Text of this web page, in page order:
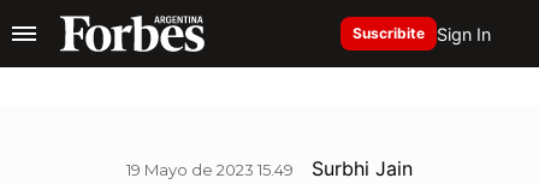
Suscribite Sign In
19 Mayo de 2023 15.49 Surbhi Jain